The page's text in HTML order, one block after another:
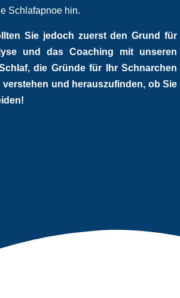
Schlafapnoe hin.
Sie jedoch zuerst den Grund für
und das Coaching mit unseren
die Gründe für Ihr Schnarchen
und herauszufinden, ob Sie